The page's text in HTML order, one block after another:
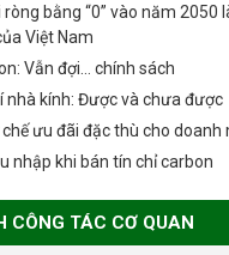
bằng “0” vào năm 2050
Việt Nam
Vẫn đợi… chính sách
nhà kính: Được và chưa được
ưu đãi đặc thù cho doanh
nhập khi bán tín chỉ carbon
CÔNG TÁC CƠ QUAN